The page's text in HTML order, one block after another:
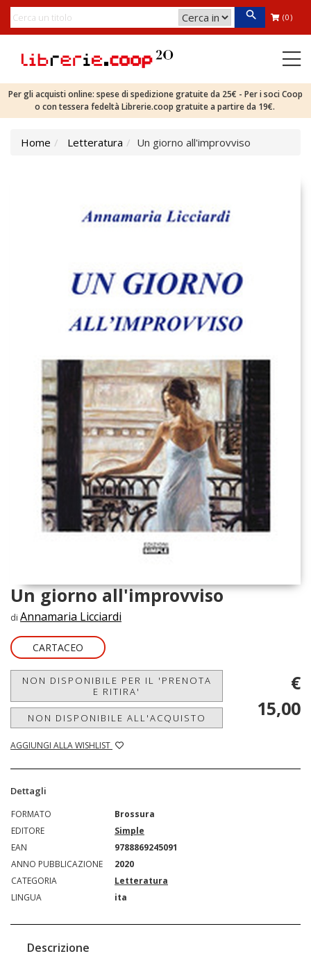
(0)
Per gli acquisti online: spese di spedizione gratuite da 25€ - Per i soci Coop
o con tessera fedeltà Librerie.coop gratuite a partire da 19€.
Home Letteratura Un giorno all'improvviso
Un giorno all'improvviso
di Annamaria Licciardi
CARTACEO
NON DISPONIBILE PER IL 'PRENOTA
E RITIRA'
NON DISPONIBILE ALL'ACQUISTO
AGGIUNGI ALLA WISHLIST
€
15,00
Dettagli
FORMATO
Brossura
EDITORE
Simple
EAN
9788869245091
ANNO PUBBLICAZIONE
2020
CATEGORIA
Letteratura
LINGUA
ita
Descrizione